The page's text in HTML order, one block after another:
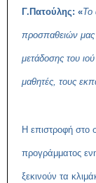
Γ.Πατούλης: «Το
προσπαθειών μας
μετάδοσης του
μαθητές, τους
Η επιστροφή στο
προγράμματος
ξεκινούν τα